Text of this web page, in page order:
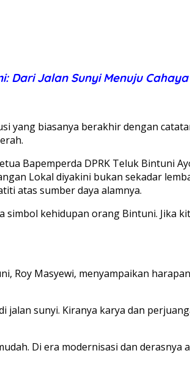
Dari Jalan Sunyi Menuju
yang biasanya berakhir dengan
Bapemperda DPRK Teluk Bintuni
Lokal diyakini bukan sekadar
atas sumber daya alamnya.
simbol kehidupan orang Bintuni. Jika
Roy Masyewi, menyampaikan
sunyi. Kiranya karya dan
Di era modernisasi dan derasnya